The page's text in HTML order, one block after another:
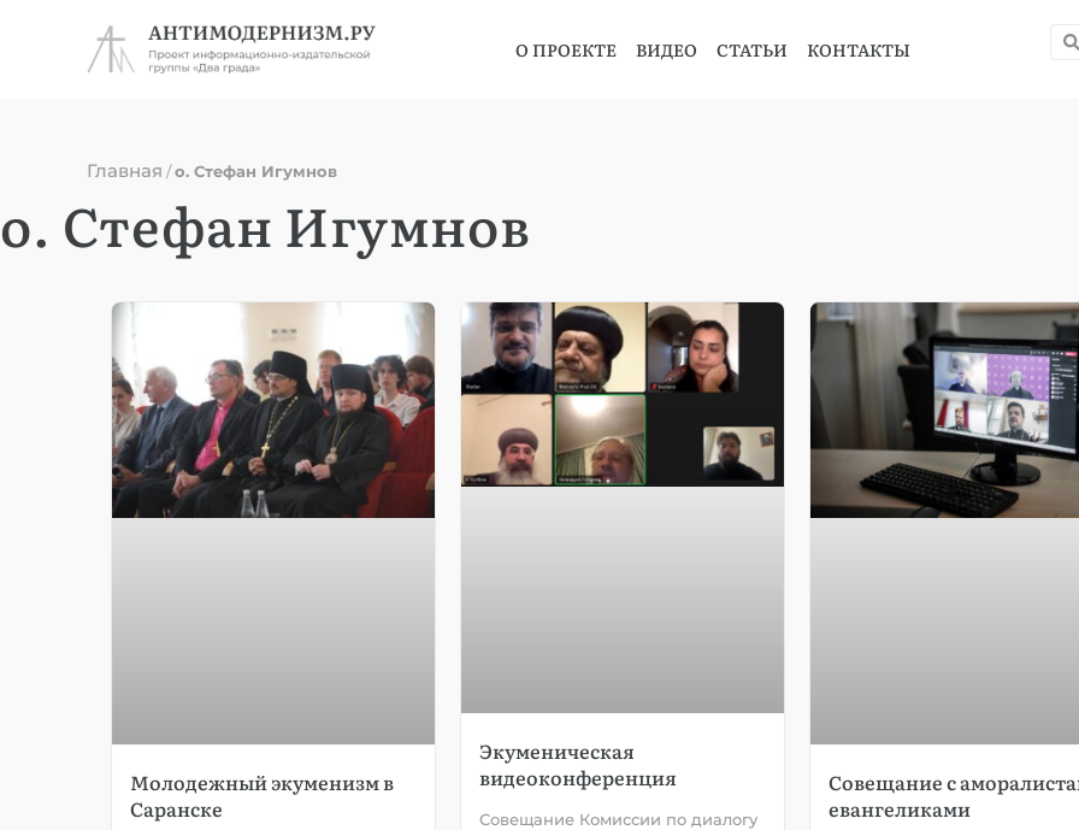
О ПРОЕКТЕ ВИДЕО СТАТЬИ КОНТАКТЫ
Главная /о. Стефан Игумнов
о. Стефан Игумнов
Молодежный экуменизм в
Саранске
Экуменическая
видеоконференция
Совещание Комиссии по диалогу
Совещание с
евангеликами